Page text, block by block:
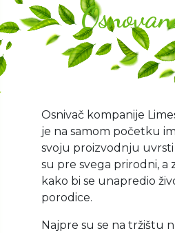
Osnivač kompanije
je na samom početku
svoju proizvodnju
su pre svega prirodni, a
kako bi se unapredio
porodice.
Najpre su se na tržištu